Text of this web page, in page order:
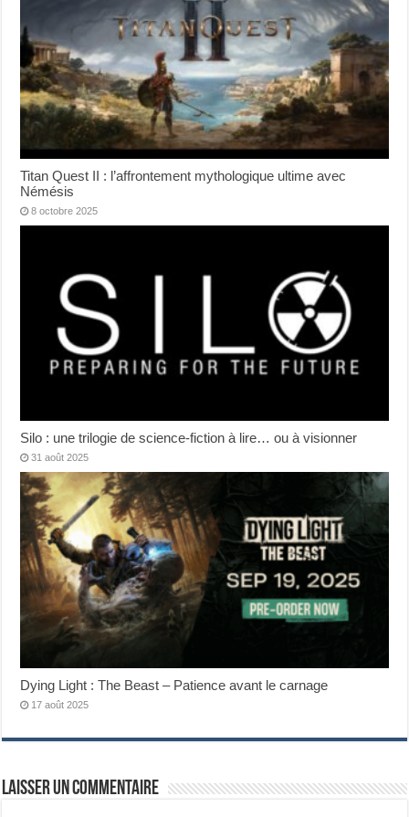
Titan Quest II : l’affrontement mythologique ultime avec
Némésis
8 octobre 2025
Silo : une trilogie de science-fiction à lire… ou à visionner
31 août 2025
Dying Light : The Beast – Patience avant le carnage
17 août 2025
Laisser un commentaire